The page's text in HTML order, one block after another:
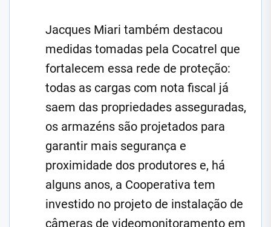
Jacques Miari também destacou
medidas tomadas pela Cocatrel que
fortalecem essa rede de proteção:
todas as cargas com nota fiscal já
saem das propriedades asseguradas,
os armazéns são projetados para
garantir mais segurança e
proximidade dos produtores e, há
alguns anos, a Cooperativa tem
investido no projeto de instalação de
câmeras de videomonitoramento em